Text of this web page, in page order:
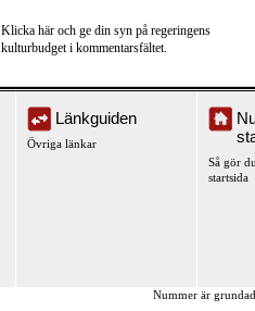
Klicka här och ge din syn på regeringens
kulturbudget i kommentarsfältet.
Länkguiden
Övriga länkar
Så gör
startsida
Nummer är